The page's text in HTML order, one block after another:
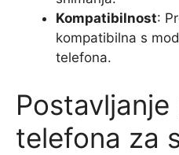
Kompatibilnost:
kompatibilna s
telefona.
telefona za